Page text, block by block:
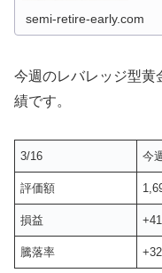
semi-retire-early.com
今週のレバレッジ型黄
績です。
3/16 今
評価額
損益
騰落率